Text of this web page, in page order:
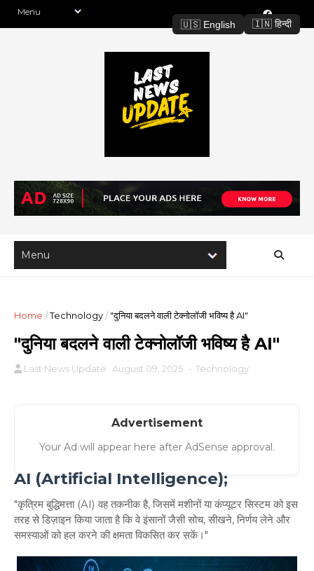
Home /Technology/ "दुनिया बदलने वाली टेक्नोलॉजी भविष्य है AI"
"दुनिया बदलने वाली टेक्नोलॉजी भविष्य है AI"
Last News Update August 09, 2025 - Technology
Advertisement
Your Ad will appear here after AdSense approval.
AI (Artificial Intelligence);
"कृत्रिम बुद्धिमत्ता (AI) वह तकनीक है, जिसमें मशीनों या कंप्यूटर सिस्टम को इस
तरह से डिज़ाइन किया जाता है कि वे इंसानों जैसी सोच, सीखने, निर्णय लेने और
समस्याओं को हल करने की क्षमता विकसित कर सकें।"
🇺🇸 English 🇮🇳 हिन्दी